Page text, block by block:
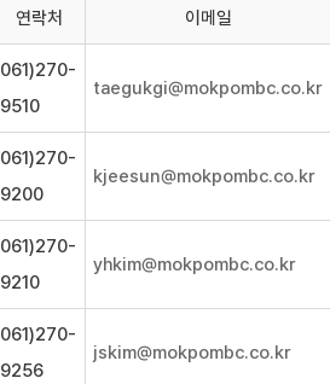
연락처 이메일
061)270-
9510
taegukgi@mokpombc.co.kr
061)270-
9200
kjeesun@mokpombc.co.kr
061)270-
9210
yhkim@mokpombc.co.kr
061)270-
9256
jskim@mokpombc.co.kr